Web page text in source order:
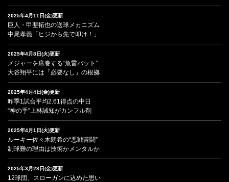
2025年4月11日(金)更新
巨人・甲斐拓也の送球メカニズム
中尾孝義「ヒジから先で叩け！」
2025年4月8日(火)更新
メジャーを席巻する“魚雷バット”
大谷翔平には「必要なし」の根拠
2025年4月4日(金)更新
昨季1試合平均2.61得点の中日
“神の手”上林誠知がカンフル剤
2025年4月1日(火)更新
ルーキー佐々木朗希の“悪戦苦闘”
制球難の理由は技術かメンタルか
2025年3月28日(金)更新
12球団、スローガンに込めた思い